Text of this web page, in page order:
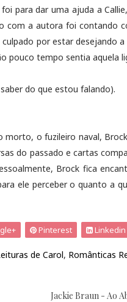
para dar uma ajuda a
com a autora foi contando
por estar desejando
pouco tempo sentia aquela
do que estou falando).
o fuzileiro naval,
do passado e cartas
Brock fica
ele perceber o quanto a
Pinterest Linkedin
de Carol, Românticas
Jackie Braun - Ao